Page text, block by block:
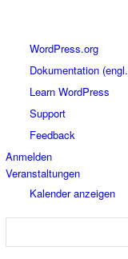
WordPress
WordPress.org
Dokumentation
Learn WordPress
Support
Feedback
Anmelden
Veranstaltungen
Kalender anzeigen